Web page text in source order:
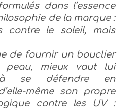
dans l’essence
de la marque :
contre le soleil, mais
de fournir un bouclier
peau, mieux vaut lui
à se défendre en
même son propre
contre les UV :